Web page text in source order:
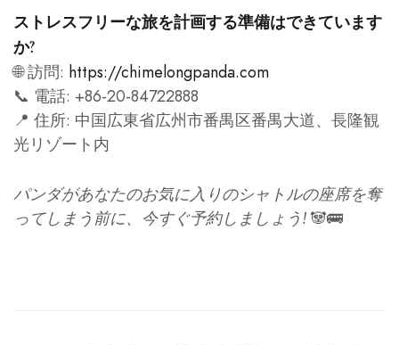
ストレスフリーな旅を計画する準備はできています
か?
🌐 訪問: https://chimelongpanda.com
📞 電話: +86-20-84722888
📍 住所: 中国広東省広州市番禺区番禺大道、長隆観
光リゾート内
パンダがあなたのお気に入りのシャトルの座席を奪
ってしまう前に、今すぐ予約しましょう! 🐼🚌